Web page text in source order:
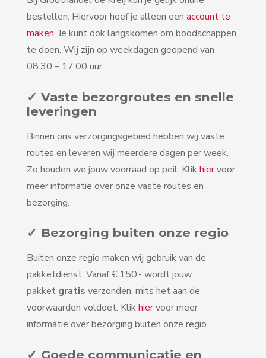
bestellen. Hiervoor hoef je alleen een account te
maken. Je kunt ook langskomen om boodschappen
te doen. Wij zijn op weekdagen geopend van
08:30 – 17:00 uur.
✓ Vaste bezorgroutes en snelle
leveringen
Binnen ons verzorgingsgebied hebben wij vaste
routes en leveren wij meerdere dagen per week.
Zo houden we jouw voorraad op peil. Klikhiervoor
meer informatie over onze vaste routes en
bezorging.
✓ Bezorging buiten onze regio
Buiten onze regio maken wij gebruik van de
pakketdienst. Vanaf € 150.- wordt jouw
pakket gratis verzonden, mits het aan de
voorwaarden voldoet. Klikhiervoor meer
informatie over bezorging buiten onze regio.
✓ Goede communicatie en